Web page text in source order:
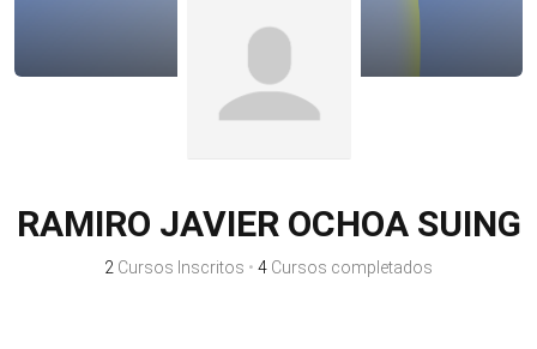
RAMIRO JAVIER OCHOA SUING
2 Cursos Inscritos • 4 Cursos completados